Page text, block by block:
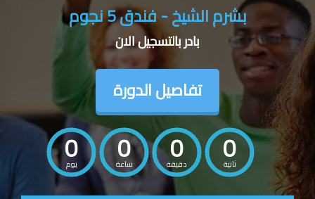
بشرم الشيخ - فندق 5 نجوم
بادر بالتسجيل الان
تفاصيل الدورة